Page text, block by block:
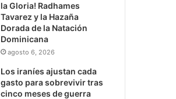
la Gloria! Radhames
Tavarez y la Hazaña
Dorada de la Natación
Dominicana
agosto 6, 2026
Los iraníes ajustan cada
gasto para sobrevivir tras
cinco meses de guerra